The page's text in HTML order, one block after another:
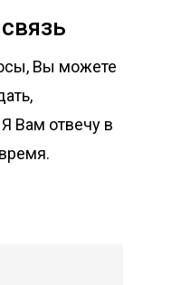
Вы можете
Вам отвечу в